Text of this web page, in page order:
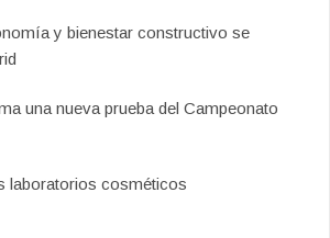
y bienestar constructivo se
una nueva prueba del Campeonato
laboratorios cosméticos